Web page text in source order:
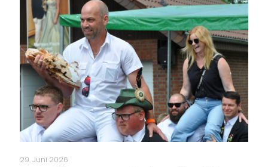
29. Juni 2026